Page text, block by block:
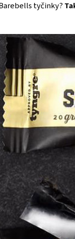
tyčinky?